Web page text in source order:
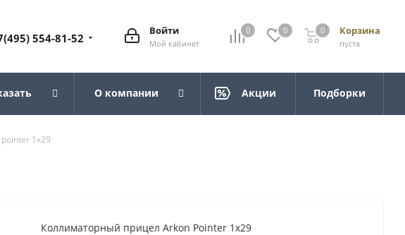
0 0 Корзина
пуста
0
Войти
Мой кабинет
554-81-52
О компании Акции Подборки
1х29
Коллиматорный прицел Arkon Pointer 1х29